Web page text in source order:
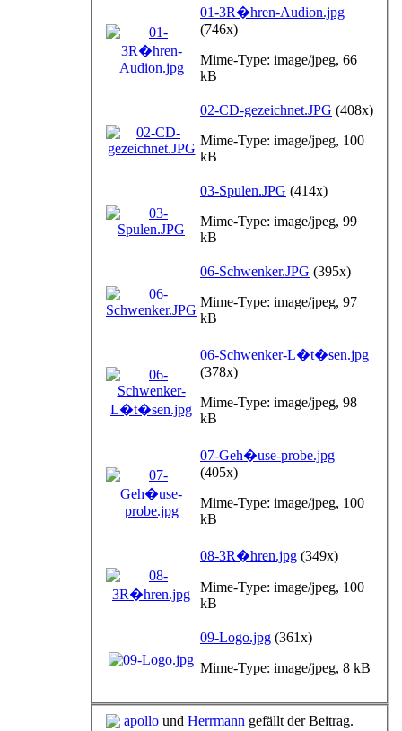
01-3R�hren-Audion.jpg
(746x)
Mime-Type: image/jpeg, 66
kB
02-CD-gezeichnet.JPG (408x)
Mime-Type: image/jpeg, 100
kB
03-Spulen.JPG (414x)
Mime-Type: image/jpeg, 99
kB
06-Schwenker.JPG (395x)
Mime-Type: image/jpeg, 97
kB
06-Schwenker-L�t�sen.jpg
(378x)
Mime-Type: image/jpeg, 98
kB
07-Geh�use-probe.jpg
(405x)
Mime-Type: image/jpeg, 100
kB
08-3R�hren.jpg (349x)
Mime-Type: image/jpeg, 100
kB
09-Logo.jpg (361x)
Mime-Type: image/jpeg, 8 kB
apollo und Herrmann gefällt der Beitrag.